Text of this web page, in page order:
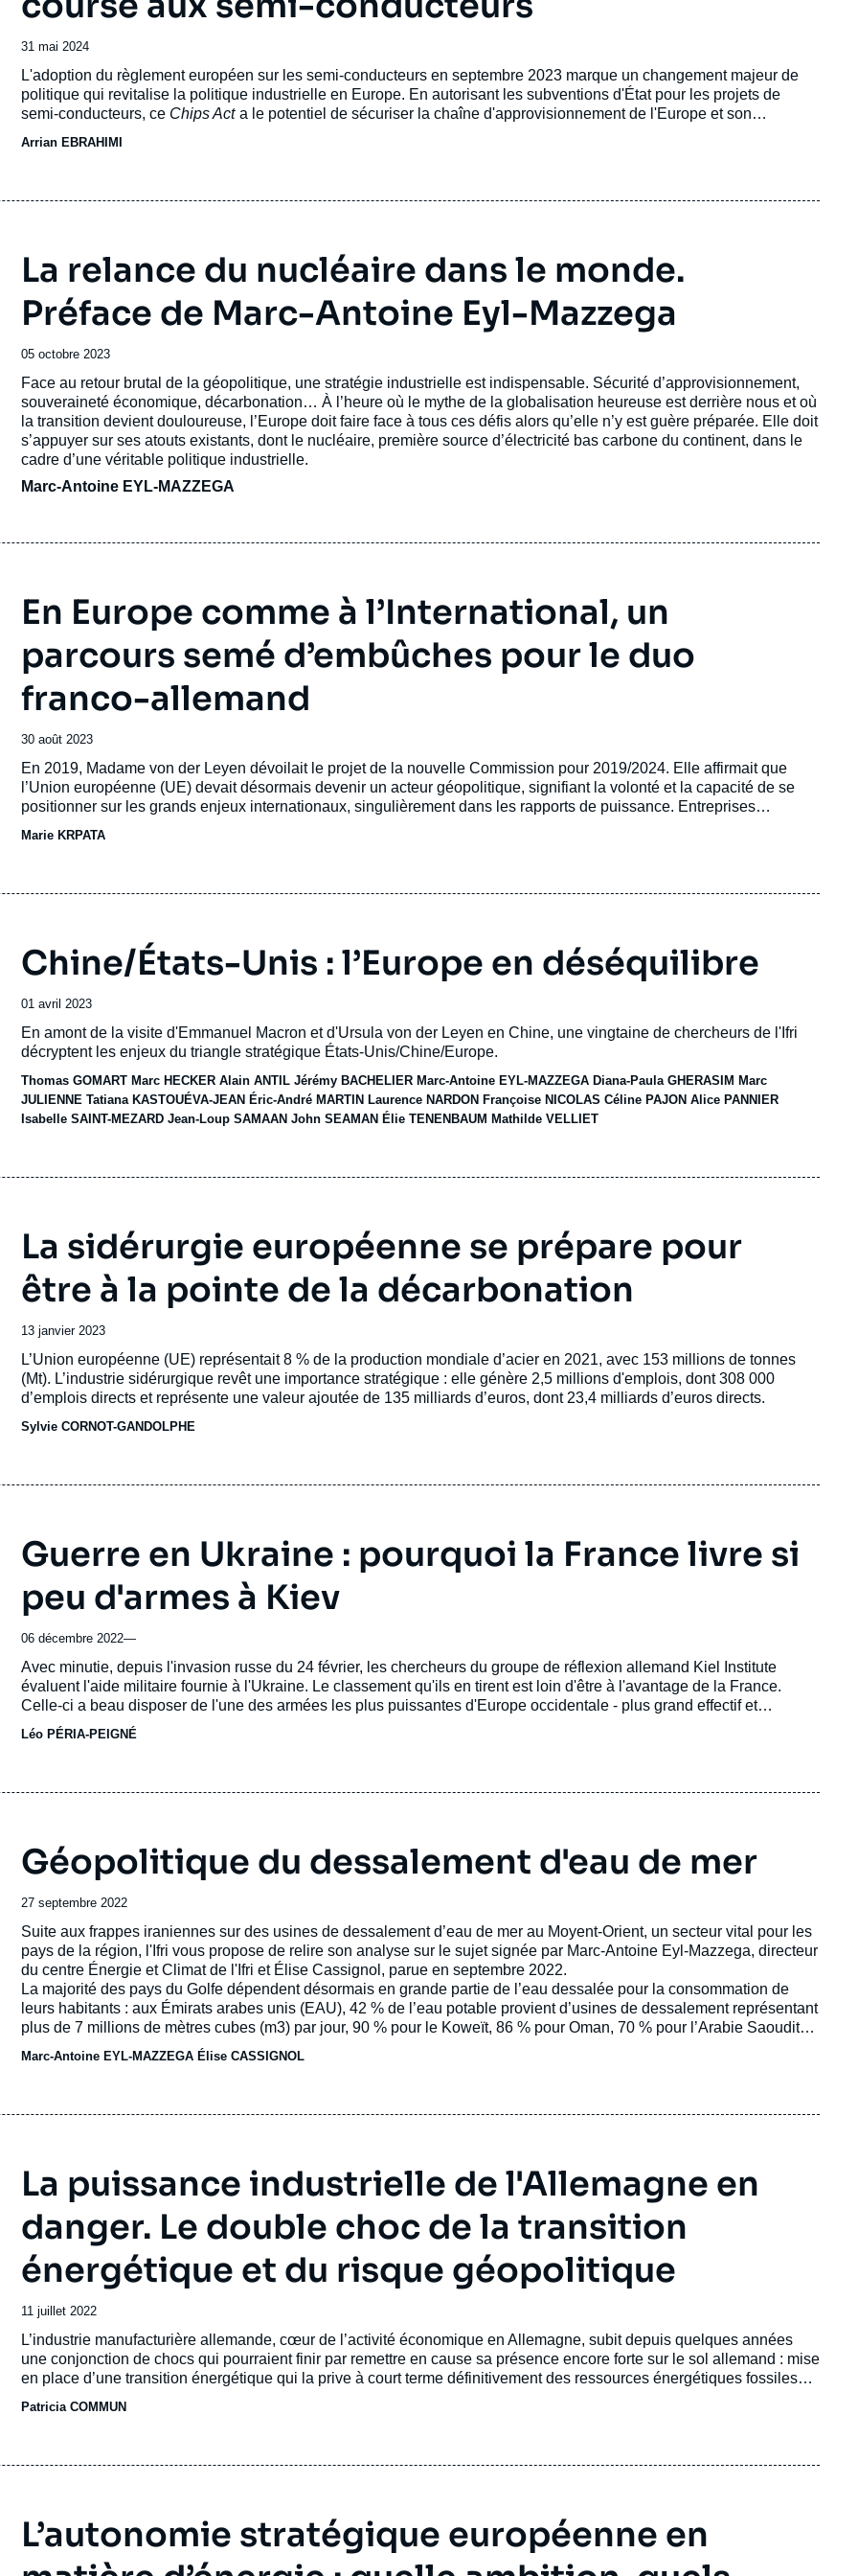
Date
de
publication
31 mai 2024
Accroche
L'adoption du règlement européen sur les semi-conducteurs en septembre 2023 marque un changement majeur de
politique qui revitalise la politique industrielle en Europe. En autorisant les subventions d'État pour les projets de
semi-conducteurs, ce Chips Act a le potentiel de sécuriser la chaîne d'approvisionnement de l'Europe et son
Arrian EBRAHIMI
La relance du nucléaire dans le monde.
Préface de Marc-Antoine Eyl-Mazzega
Date
de
publication
05 octobre 2023
Accroche
Face au retour brutal de la géopolitique, une stratégie industrielle est indispensable. Sécurité d’approvisionnement,
souveraineté économique, décarbonation… À l’heure où le mythe de la globalisation heureuse est derrière nous et où
la transition devient douloureuse, l’Europe doit faire face à tous ces défis alors qu’elle n’y est guère préparée. Elle doit
s’appuyer sur ses atouts existants, dont le nucléaire, première source d’électricité bas carbone du continent, dans le
cadre d’une véritable politique industrielle.
Marc-Antoine EYL-MAZZEGA
En Europe comme à l’International, un
parcours semé d’embûches pour le duo
franco-allemand
Date
de
publication
30 août 2023
Accroche
En 2019, Madame von der Leyen dévoilait le projet de la nouvelle Commission pour 2019/2024. Elle affirmait que
l’Union européenne (UE) devait désormais devenir un acteur géopolitique, signifiant la volonté et la capacité de se
positionner sur les grands enjeux internationaux, singulièrement dans les rapports de puissance. Entreprises
actuel de bouleversement de l’ordre mondial en précipite le désir initial.
Marie KRPATA
Chine/États-Unis : l’Europe en déséquilibre
Date
de
publication
01 avril 2023
Accroche
En amont de la visite d'Emmanuel Macron et d'Ursula von der Leyen en Chine, une vingtaine de chercheurs de l'Ifri
décryptent les enjeux du triangle stratégique États-Unis/Chine/Europe.
Thomas GOMART Marc HECKER Alain ANTIL Jérémy BACHELIER Marc-Antoine EYL-MAZZEGA Diana-Paula GHERASIM Marc
JULIENNE Tatiana KASTOUÉVA-JEAN Éric-André MARTIN Laurence NARDON Françoise NICOLAS Céline PAJON Alice PANNIER
Isabelle SAINT-MEZARD Jean-Loup SAMAAN John SEAMAN Élie TENENBAUM Mathilde VELLIET
La sidérurgie européenne se prépare pour
être à la pointe de la décarbonation
Date
de
publication
13 janvier 2023
Accroche
L’Union européenne (UE) représentait 8 % de la production mondiale d’acier en 2021, avec 153 millions de tonnes
(Mt). L’industrie sidérurgique revêt une importance stratégique : elle génère 2,5 millions d'emplois, dont 308 000
d’emplois directs et représente une valeur ajoutée de 135 milliards d’euros, dont 23,4 milliards d’euros directs.
Sylvie CORNOT-GANDOLPHE
Guerre en Ukraine : pourquoi la France livre si
peu d'armes à Kiev
06 décembre 2022—
Accroche
Avec minutie, depuis l'invasion russe du 24 février, les chercheurs du groupe de réflexion allemand Kiel Institute
évaluent l'aide militaire fournie à l'Ukraine. Le classement qu'ils en tirent est loin d'être à l'avantage de la France.
Celle-ci a beau disposer de l'une des armées les plus puissantes d'Europe occidentale - plus grand effectif et
deuxième budget derrière l'armée britannique -, elle ne pointait, en octobre, qu'au 13e rang financier (216 millions
d'euros). Loin derrière le trio de tête, formé des Etats-Unis (27,6 milliards), du Royaume-Uni (3,7 milliards) et de la
Léo PÉRIA-PEIGNÉ
Géopolitique du dessalement d'eau de mer
Date
de
publication
27 septembre 2022
Accroche
Suite aux frappes iraniennes sur des usines de dessalement d’eau de mer au Moyent-Orient, un secteur vital pour les
pays de la région, l'Ifri vous propose de relire son analyse sur le sujet signée par Marc-Antoine Eyl-Mazzega, directeur
du centre Énergie et Climat de l'Ifri et Élise Cassignol, parue en septembre 2022.
La majorité des pays du Golfe dépendent désormais en grande partie de l’eau dessalée pour la consommation de
leurs habitants : aux Émirats arabes unis (EAU), 42 % de l’eau potable provient d’usines de dessalement représentant
plus de 7 millions de mètres cubes (m3) par jour, 90 % pour le Koweït, 86 % pour Oman, 70 % pour l’Arabie Saoudite.
En 2022, plus de 21 000 stations de dessalement d’eau de mer sont opérationnelles dans le monde, soit presque
deux fois plus qu’il y a dix ans, et le secteur connaît une croissance de l’ordre de + 6 % à + 12 % de capacité par an.
Marc-Antoine EYL-MAZZEGA Élise CASSIGNOL
La puissance industrielle de l'Allemagne en
danger. Le double choc de la transition
énergétique et du risque géopolitique
Date
de
publication
11 juillet 2022
Accroche
L’industrie manufacturière allemande, cœur de l’activité économique en Allemagne, subit depuis quelques années
une conjonction de chocs qui pourraient finir par remettre en cause sa présence encore forte sur le sol allemand : mise
en place d’une transition énergétique qui la prive à court terme définitivement des ressources énergétiques fossiles
de Russie censées remédier aux fermetures de tous les sites de production d’énergie fossile et nucléaire allemands,
Patricia COMMUN
L’autonomie stratégique européenne en